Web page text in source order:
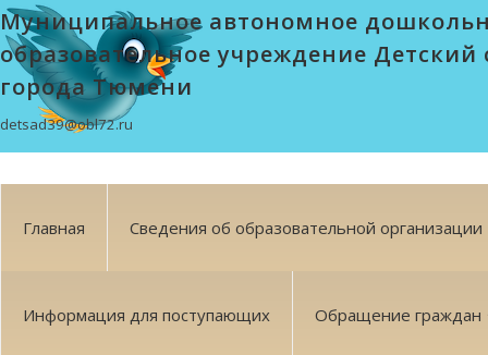
Муниципальное автономное
образовательное учреждение Детский
города Тюмени
detsad39@obl72.ru
Главная Сведения об образовательной организации
Информация для поступающих Обращение граждан